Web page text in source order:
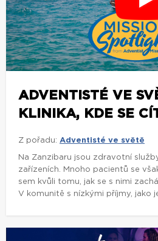
ADVENTISTÉ VE
KLINIKA, KDE SE
Z pořadu: Adventisté ve světě
Na Zanzibaru jsou zdravotní
zařízeních. Mnoho pacientů se
sem kvůli tomu, jak se s nimi
V komunitě s nízkými příjmy, jako